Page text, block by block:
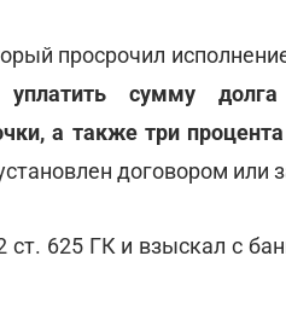
просрочил
уплатить сумму
а также три
договором или
ст. 625 ГК и взыскал с